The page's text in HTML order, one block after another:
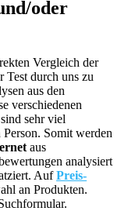
oder
Vergleich der
Test durch uns zu
aus den
verschiedenen
sind sehr viel
Somit werden
aus
analysiert
AufPreis-
an Produkten.